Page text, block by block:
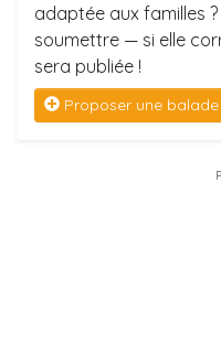
adaptée aux familles
soumettre — si elle
sera publiée !
Proposer une balade